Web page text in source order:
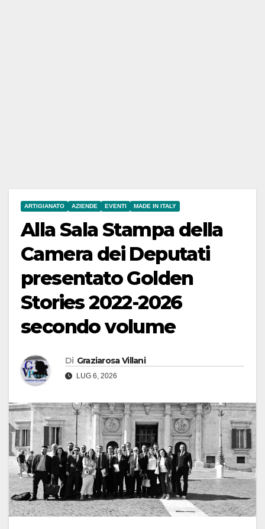
ARTIGIANATO AZIENDE EVENTI MADE IN ITALY
Alla Sala Stampa della
Camera dei Deputati
presentato Golden
Stories 2022-2026
secondo volume
Di Graziarosa Villani
LUG 6, 2026